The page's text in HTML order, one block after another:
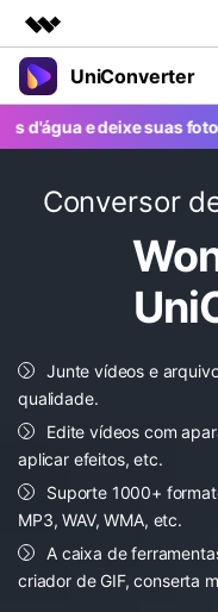
Produtos em destaque
Criatividade digital
Negócios
Visão geral
Sobre nós
Sala de imprensa
Suporte
UniConverter
Productos
UniConverter-
UniConverter
UniConverter para
AniSmall para
AniSmall para iOS
Características
texto
IA Lab
Vídeo/Áudio
Ferramentas Online
Ofertas
Ajuda
Guia
Como usar o
passo a passo abaixo.
FAQs
Todas as informações
UniConverter.
Atualize para a V17
COMPRE AGORA
Pesquisar
e deixe suas fotos HD
Conversor
Junte vídeos e
qualidade.
Edite vídeos com
aplicar efeitos, etc.
Suporte 1000+
MP3, WAV, WMA, etc.
A caixa de
criador de GIF, conserta